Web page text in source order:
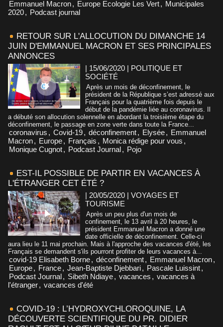
Emmanuel Macron, Europe Ecologie Les Vert, Municipales
2020, Podcast journal
RETOUR SUR L'ALLOCUTION DU DIMANCHE 14
JUIN D'EMMANUEL MACRON ET SES PRINCIPALES
ANNONCES
| 15/06/2020 | POLITIQUE ET
SOCIÉTÉ
Après un mois de déconfinement, le
président de la République s’est adressé aux
Français pour la quatrième fois depuis le
début de la pandémie liée au coronavirus. Il
a débuté son allocution solennelle en abordant la troisième étape du
déconfinement, le passage en zone verte dans toute la France...
coronavirus , Covid-19, déconfinement, Elysée, Emmanuel
Macron, Europe, Français , Monica rédige pour vous ,
Monique Cugnot, Podcast Journal, Pojo
EST-IL POSSIBLE DE PARTIR EN VACANCES À
L'ÉTRANGER CET ÉTÉ ?
| 20/05/2020 | VOYAGES ET
TOURISME
Après un peu plus d'un mois de
confinement, le 13 avril à 20 heures, le
président Emmanuel Macron a donné une
date officielle de déconfinement. Celle-ci
aura lieu le 11 mai prochain. Mais à l'approche des vacances d'été, les
Français se demandent s'ils pourront profiter de leurs vacances à...
covid-19 Elisabeth Borne, déconfinement, Emmanuel Macron,
Europe, France, Jean-Baptiste Djebbari, Pascale Luissint,
Podcast Journal, Sibeth Ndiaye, vacances , vacances à
l'étranger, vacances d'été
COVID-19 : L’HYDROXYCHLOROQUINE, LA
DÉCOUVERTE SCIENTIFIQUE DU PR. DIDIER